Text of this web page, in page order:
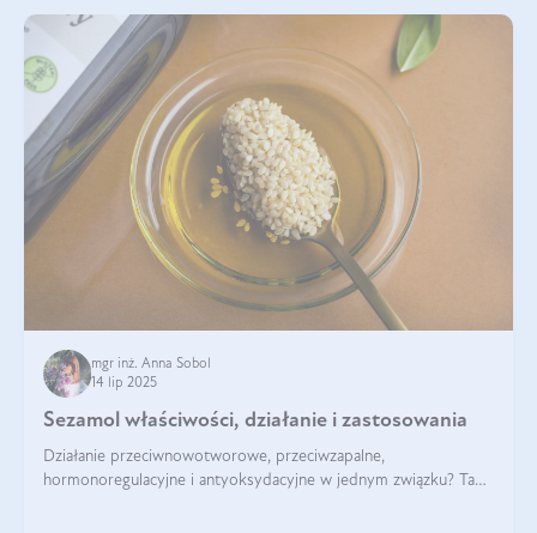
mgr inż. Anna Sobol
14 lip 2025
Sezamol właściwości, działanie i zastosowania
Działanie przeciwnowotworowe, przeciwzapalne,
hormonoregulacyjne i antyoksydacyjne w jednym związku? Tak